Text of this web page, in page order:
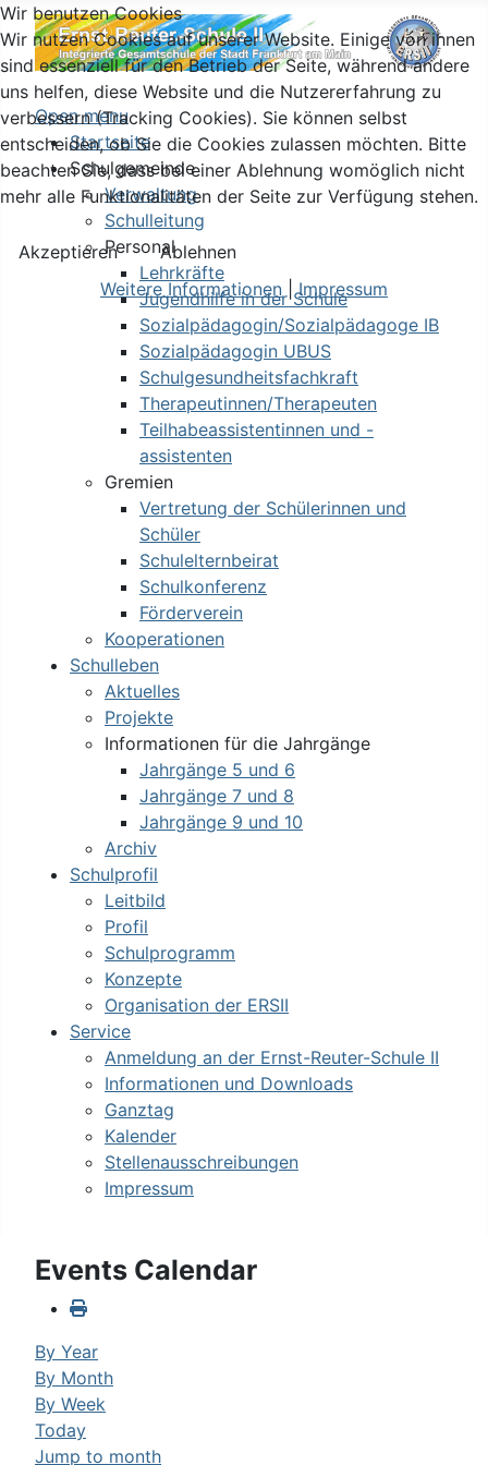
Open menu
Startseite
Schulgemeinde
Verwaltung
Schulleitung
Personal
Lehrkräfte
Jugendhilfe in der Schule
Sozialpädagogin/Sozialpädagoge IB
Sozialpädagogin UBUS
Schulgesundheitsfachkraft
Therapeutinnen/Therapeuten
Teilhabeassistentinnen und -
assistenten
Gremien
Vertretung der Schülerinnen und
Schüler
Schulelternbeirat
Schulkonferenz
Förderverein
Kooperationen
Schulleben
Aktuelles
Projekte
Informationen für die Jahrgänge
Jahrgänge 5 und 6
Jahrgänge 7 und 8
Jahrgänge 9 und 10
Archiv
Schulprofil
Leitbild
Profil
Schulprogramm
Konzepte
Organisation der ERSII
Service
Anmeldung an der Ernst-Reuter-Schule II
Informationen und Downloads
Ganztag
Kalender
Stellenausschreibungen
Impressum
Events Calendar
By Year
By Month
By Week
Today
Jump to month
Wir benutzen Cookies
Wir nutzen Cookies auf unserer Website. Einige von ihnen
sind essenziell für den Betrieb der Seite, während andere
uns helfen, diese Website und die Nutzererfahrung zu
verbessern (Tracking Cookies). Sie können selbst
entscheiden, ob Sie die Cookies zulassen möchten. Bitte
beachten Sie, dass bei einer Ablehnung womöglich nicht
mehr alle Funktionalitäten der Seite zur Verfügung stehen.
Akzeptieren
Ablehnen
Weitere Informationen |Impressum